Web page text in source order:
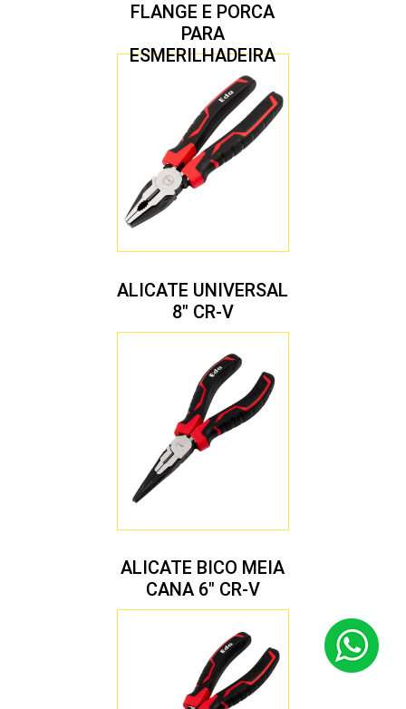
FLANGE E PORCA
PARA
ESMERILHADEIRA
4.1/2″ 20,00 MM
ALICATE UNIVERSAL
8″ CR-V
ALICATE BICO MEIA
CANA 6″ CR-V